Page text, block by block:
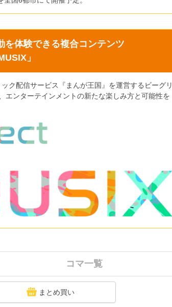
を体験できる複合コンテンツ
」
ク配信サービス『まんが王国』を運営するビーグリ
エンターテインメントの新たな楽しみ方と可能性を
コマ一覧
まとめ買い